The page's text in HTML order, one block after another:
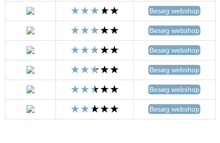
Besøg webshop
Besøg webshop
Besøg webshop
Besøg webshop
Besøg webshop
Besøg webshop